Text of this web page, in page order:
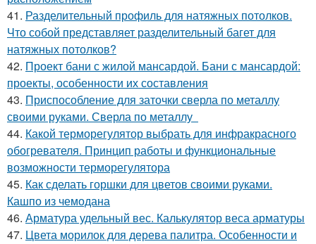
41. Разделительный профиль для натяжных потолков.
Что собой представляет разделительный багет для
натяжных потолков?
42. Проект бани с жилой мансардой. Бани с мансардой:
проекты, особенности их составления
43. Приспособление для заточки сверла по металлу
своими руками. Сверла по металлу
44. Какой терморегулятор выбрать для инфракрасного
обогревателя. Принцип работы и функциональные
возможности терморегулятора
45. Как сделать горшки для цветов своими руками.
Кашпо из чемодана
46. Арматура удельный вес. Калькулятор веса арматуры
47. Цвета морилок для дерева палитра. Особенности и